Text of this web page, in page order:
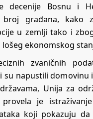
decenije Bosnu i
broj građana, kako
u zemlji tako i
ekonomskog
zvaničnih
su napustili domovinu
Unija za
provela je
koji pokazuju